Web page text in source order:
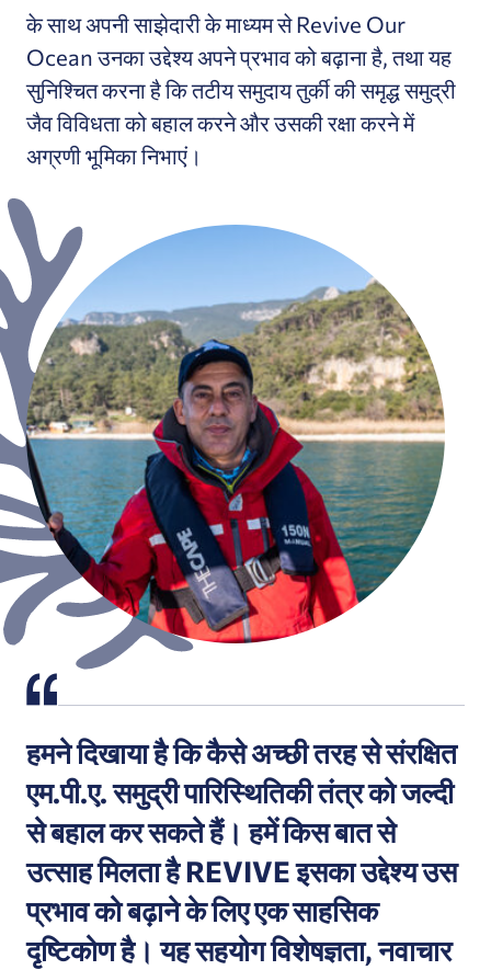
के साथ अपनी साझेदारी के माध्यम से Revive Our
Ocean उनका उद्देश्य अपने प्रभाव को बढ़ाना है, तथा यह
सुनिश्चित करना है कि तटीय समुदाय तुर्की की समृद्ध समुद्री
जैव विविधता को बहाल करने और उसकी रक्षा करने में
अग्रणी भूमिका निभाएं।
हमने दिखाया है कि कैसे अच्छी तरह से संरक्षित
एम.पी.ए. समुद्री पारिस्थितिकी तंत्र को जल्दी
से बहाल कर सकते हैं। हमें किस बात से
उत्साह मिलता है REVIVE इसका उद्देश्य उस
प्रभाव को बढ़ाने के लिए एक साहसिक
दृष्टिकोण है। यह सहयोग विशेषज्ञता, नवाचार